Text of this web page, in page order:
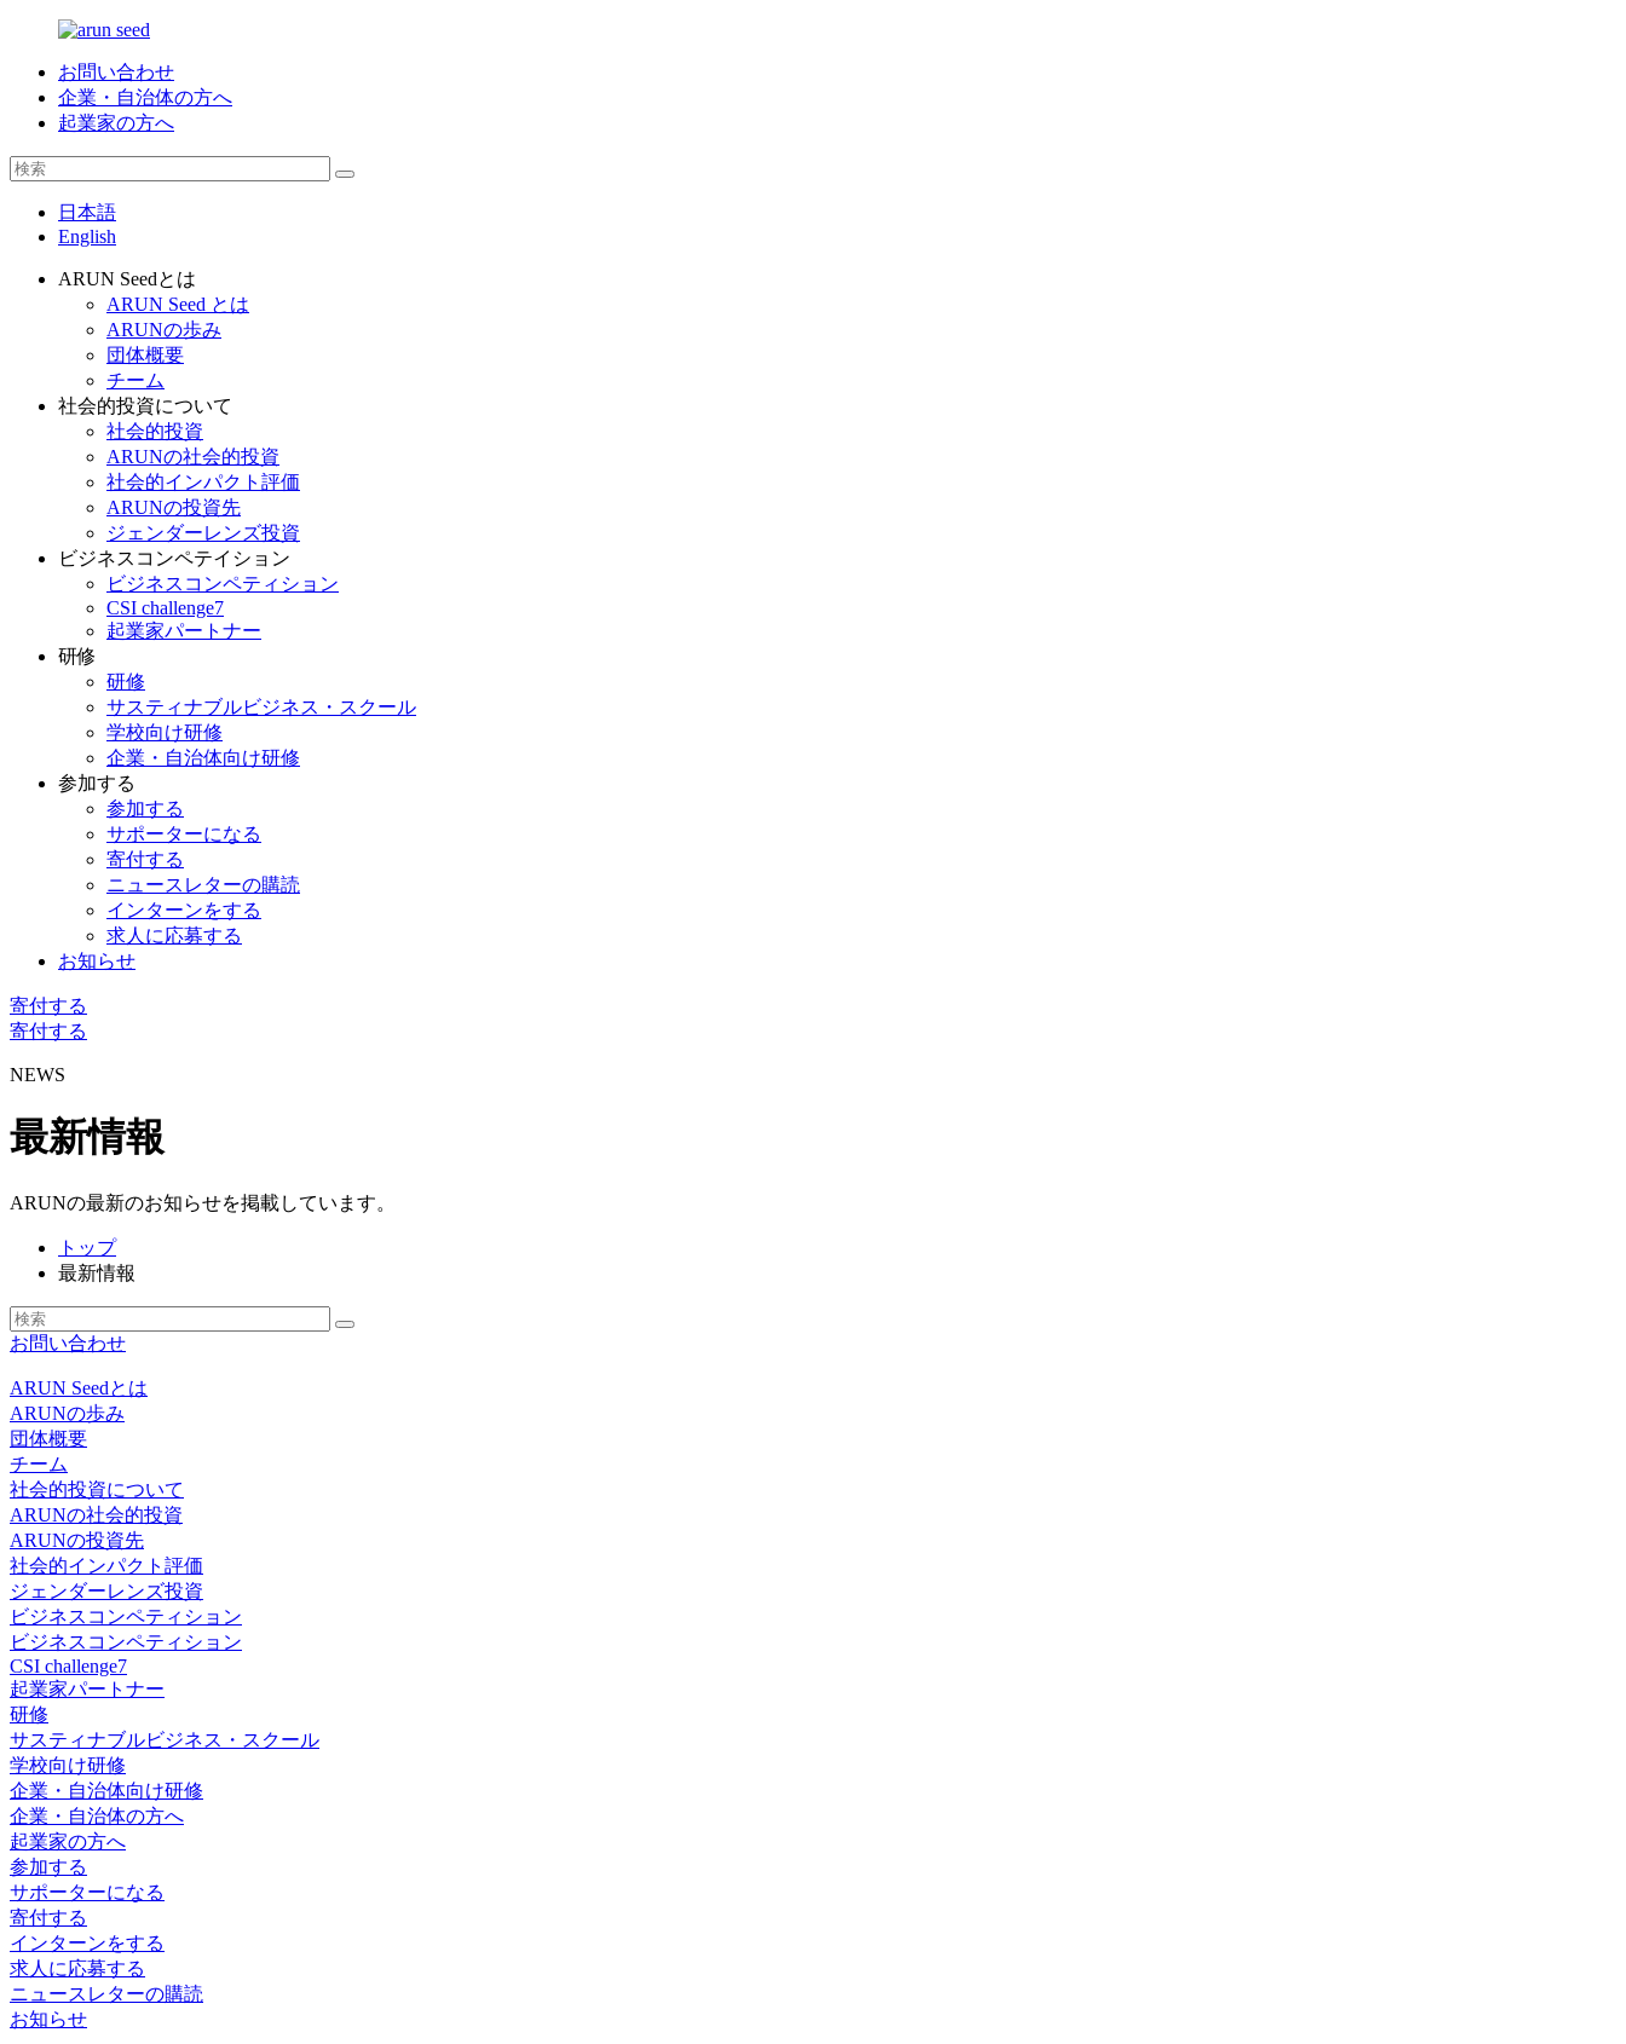
お問い合わせ
企業・自治体の方へ
起業家の方へ
日本語
English
ARUN Seedとは
ARUN Seed とは
ARUNの歩み
団体概要
チーム
社会的投資について
社会的投資
ARUNの社会的投資
社会的インパクト評価
ARUNの投資先
ジェンダーレンズ投資
ビジネスコンペテイション
ビジネスコンペティション
CSI challenge7
起業家パートナー
研修
研修
サスティナブルビジネス・スクール
学校向け研修
企業・自治体向け研修
参加する
参加する
サポーターになる
寄付する
ニュースレターの購読
インターンをする
求人に応募する
お知らせ
寄付する
寄付する
NEWS
最新情報
ARUNの最新のお知らせを掲載しています。
トップ
最新情報
お問い合わせ
ARUN Seedとは
ARUNの歩み
団体概要
チーム
社会的投資について
ARUNの社会的投資
ARUNの投資先
社会的インパクト評価
ジェンダーレンズ投資
ビジネスコンペティション
ビジネスコンペティション
CSI challenge7
起業家パートナー
研修
サスティナブルビジネス・スクール
学校向け研修
企業・自治体向け研修
企業・自治体の方へ
起業家の方へ
参加する
サポーターになる
寄付する
インターンをする
求人に応募する
ニュースレターの購読
お知らせ